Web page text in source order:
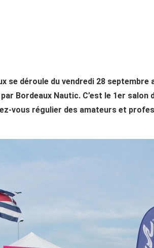
se déroule du vendredi 28 septembre
Bordeaux Nautic. C’est le 1er salon
vous régulier des amateurs et